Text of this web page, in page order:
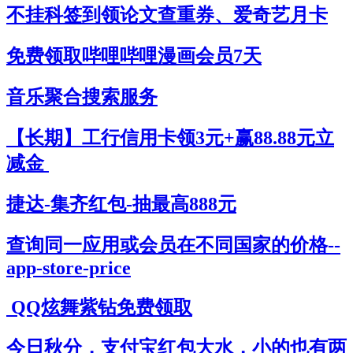
不挂科签到领论文查重券、爱奇艺月卡
免费领取哔哩哔哩漫画会员7天
音乐聚合搜索服务
【长期】工行信用卡领3元+赢88.88元立
减金
捷达-集齐红包-抽最高888元
查询同一应用或会员在不同国家的价格--
app-store-price
QQ炫舞紫钻免费领取
今日秋分，支付宝红包大水，小的也有两